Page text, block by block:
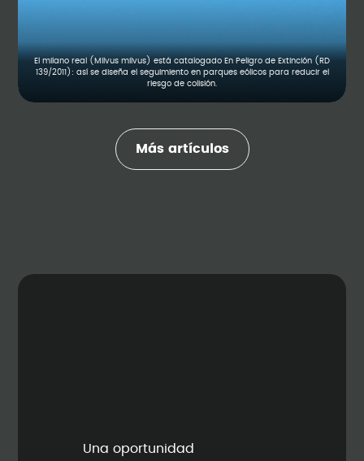
El milano real (Milvus milvus) está catalogado En Peligro de Extinción (RD
139/2011): así se diseña el seguimiento en parques eólicos para reducir el
riesgo de colisión.
Más artículos
Una oportunidad